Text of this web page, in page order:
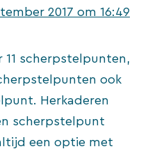
2017 om 16:49
11 scherpstelpunten,
ook
Herkaderen
scherpstelpunt
een optie met